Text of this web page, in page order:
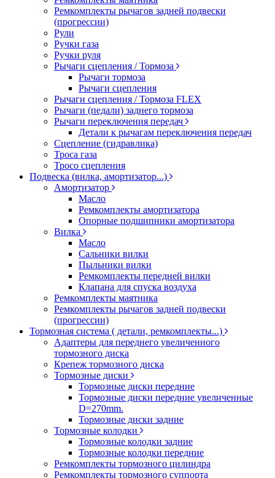
Ремкомплекты рычагов задней подвески
(прогрессии)
Рули
Ручки газа
Ручки руля
Рычаги сцепления / Тормоза
Рычаги тормоза
Рычаги сцепления
Рычаги сцепления / Тормоза FLEX
Рычаги (педали) заднего тормоза
Рычаги переключения передач
Детали к рычагам переключения передач
Сцепление (гидравлика)
Троса газа
Тросо сцепления
Подвеска (вилка, амортизатор...)
Амортизатор
Масло
Ремкомплекты амортизатора
Опорные подшипники амортизатора
Вилка
Масло
Сальники вилки
Пыльники вилки
Ремкомплекты передней вилки
Клапана для спуска воздуха
Ремкомплекты маятника
Ремкомплекты рычагов задней подвески
(прогрессии)
Тормозная система ( детали, ремкомплекты...)
Адаптеры для переднего увеличенного
тормозного диска
Крепеж тормозного диска
Тормозные диски
Тормозные диски передние
Тормозные диски передние увеличенные
D=270mm.
Тормозные диски задние
Тормозные колодки
Тормозные колодки задние
Тормозные колодки передние
Ремкомплекты тормозного цилиндра
Ремкомплекты тормозного суппорта